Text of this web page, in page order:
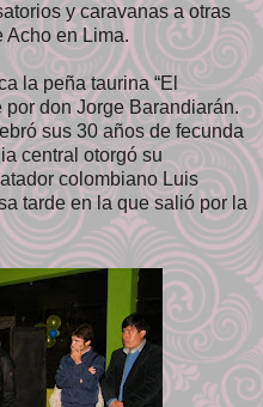
y caravanas a otras
Acho en Lima.
la peña taurina “El
por don Jorge Barandiarán.
sus 30 años de fecunda
central otorgó su
colombiano Luis
tarde en la que salió por la